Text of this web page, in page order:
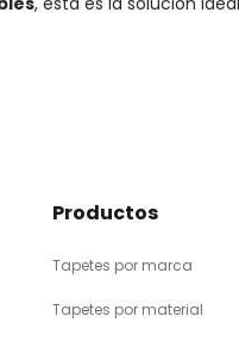
Productos
Tapetes por marca
Tapetes por material